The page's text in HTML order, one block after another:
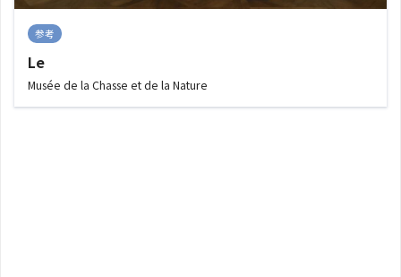
参考
Le
Musée de la Chasse et de la Nature